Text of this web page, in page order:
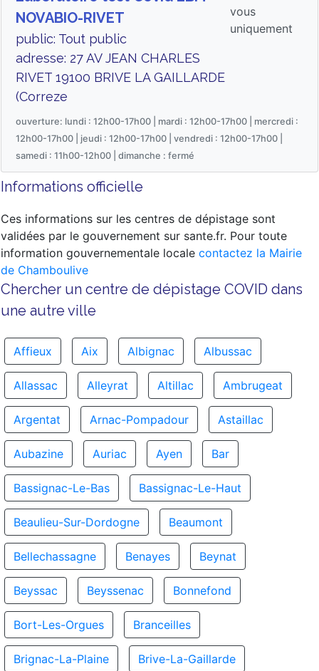
NOVABIO-RIVET
public: Tout public
adresse: 27 AV JEAN CHARLES
RIVET 19100 BRIVE LA GAILLARDE
(Correze
vous
uniquement
ouverture: lundi : 12h00-17h00 | mardi : 12h00-17h00 | mercredi :
12h00-17h00 | jeudi : 12h00-17h00 | vendredi : 12h00-17h00 |
samedi : 11h00-12h00 | dimanche : fermé
Informations officielle
Ces informations sur les centres de dépistage sont
validées par le gouvernement sur sante.fr. Pour toute
information gouvernementale locale contactez la Mairie
de Chamboulive
Chercher un centre de dépistage COVID dans
une autre ville
Affieux Aix Albignac Albussac
Allassac Alleyrat Altillac Ambrugeat
Argentat Arnac-Pompadour Astaillac
Aubazine Auriac Ayen Bar
Bassignac-Le-Bas Bassignac-Le-Haut
Beaulieu-Sur-Dordogne Beaumont
Bellechassagne Benayes Beynat
Beyssac Beyssenac Bonnefond
Bort-Les-Orgues Branceilles
Brignac-La-Plaine Brive-La-Gaillarde